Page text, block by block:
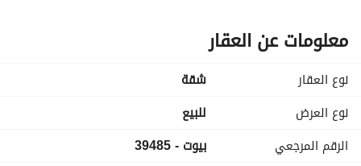
• واجهة أمامية
• حصة جراج
• خالصة جميع الأقساط
• كمبوند متكامل الخدمات
السعر: 5,250,000 جنيه
للتواصل والمعاينة:
معلومات عن العقار
نوع العقار
شقة
نوع العرض
للبيع
الرقم المرجعي
بيوت - 39485